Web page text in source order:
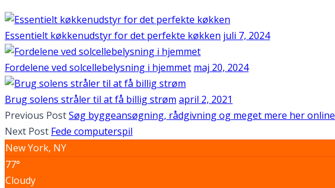
Essentielt køkkenudstyr for det perfekte køkken juli 7, 2024
Fordelene ved solcellebelysning i hjemmet maj 20, 2024
Brug solens stråler til at få billig strøm april 2, 2021
Previous PostSøg byggeansøgning, rådgivning og meget mere her online
Next Post Fede computerspil
New York, NY
77°
Cloudy